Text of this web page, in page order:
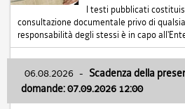
I testi pubblicati
consultazione documentale privo di
responsabilità degli stessi è in capo
06.08.2026 - Scadenza della
domande: 07.09.2026 12:00